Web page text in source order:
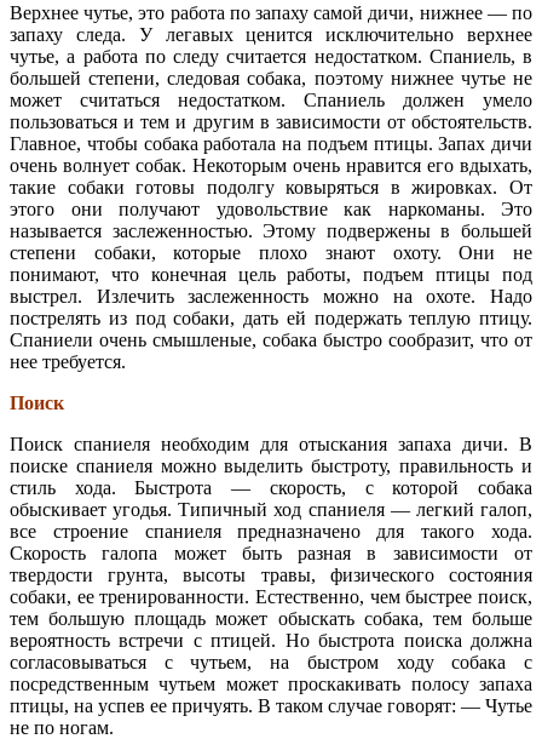
Верхнее чутье, это работа по запаху самой дичи, нижнее — по
запаху следа. У легавых ценится исключительно верхнее
чутье, а работа по следу считается недостатком. Спаниель, в
большей степени, следовая собака, поэтому нижнее чутье не
может считаться недостатком. Спаниель должен умело
пользоваться и тем и другим в зависимости от обстоятельств.
Главное, чтобы собака работала на подъем птицы. Запах дичи
очень волнует собак. Некоторым очень нравится его вдыхать,
такие собаки готовы подолгу ковыряться в жировках. От
этого они получают удовольствие как наркоманы. Это
называется заслеженностью. Этому подвержены в большей
степени собаки, которые плохо знают охоту. Они не
понимают, что конечная цель работы, подъем птицы под
выстрел. Излечить заслеженность можно на охоте. Надо
пострелять из под собаки, дать ей подержать теплую птицу.
Спаниели очень смышленые, собака быстро сообразит, что от
нее требуется.
Поиск
Поиск спаниеля необходим для отыскания запаха дичи. В
поиске спаниеля можно выделить быстроту, правильность и
стиль хода. Быстрота — скорость, с которой собака
обыскивает угодья. Типичный ход спаниеля — легкий галоп,
все строение спаниеля предназначено для такого хода.
Скорость галопа может быть разная в зависимости от
твердости грунта, высоты травы, физического состояния
собаки, ее тренированности. Естественно, чем быстрее поиск,
тем большую площадь может обыскать собака, тем больше
вероятность встречи с птицей. Но быстрота поиска должна
согласовываться с чутьем, на быстром ходу собака с
посредственным чутьем может проскакивать полосу запаха
птицы, на успев ее причуять. В таком случае говорят: — Чутье
не по ногам.